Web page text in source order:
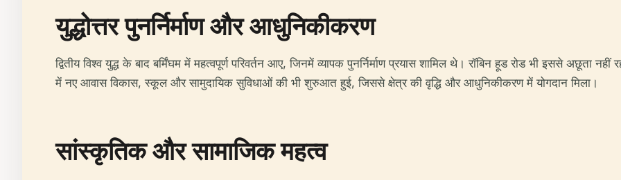
युद्धोत्तर पुनर्निर्माण और आधुनिकीकरण
द्वितीय विश्व युद्ध के बाद बर्मिंघम में महत्वपूर्ण परिवर्तन आए, जिनमें व्यापक पुनर्निर्माण प्रयास शामिल थे। रॉबिन हूड रोड भी इससे अछूता
में नए आवास विकास, स्कूल और सामुदायिक सुविधाओं की भी शुरुआत हुई, जिससे क्षेत्र की वृद्धि और आधुनिकीकरण में योगदान मिला।
सांस्कृतिक और सामाजिक महत्व